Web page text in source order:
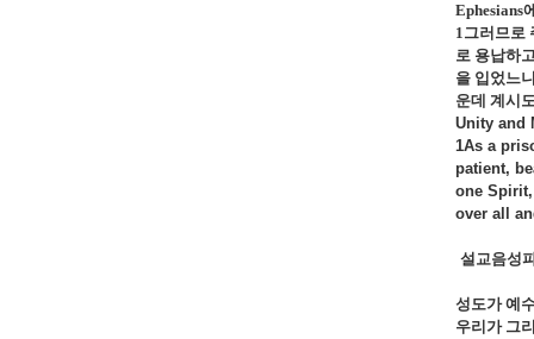
Ephesians
1그러므로
로 용납하
을 입었느
운데 계시
Unity and
1As a
patient,
one
over all
설교음성
성도가 예
우리가 그